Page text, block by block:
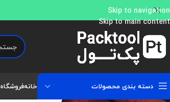
Skip to navigation
Skip to main content
دسته بندی محصولات خانهفروشگاه